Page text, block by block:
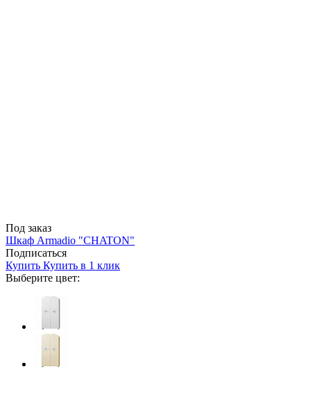
Под заказ
Шкаф Armadio "CHATON"
Подписаться
Купить Купить в 1 клик
Выберите цвет: